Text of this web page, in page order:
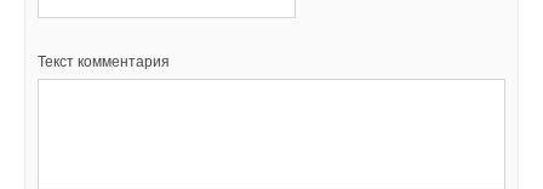
Текст комментария